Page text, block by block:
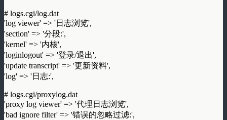
# logs.cgi/log.dat
'log viewer' => '日志浏览',
'section' => '分段:',
'kernel' => '内核',
'loginlogout' => '登录/退出',
'update transcript' => '更新资料',
'log' => '日志:',
# logs.cgi/proxylog.dat
'proxy log viewer' => '代理日志浏览',
'bad ignore filter' => '错误的忽略过滤:',